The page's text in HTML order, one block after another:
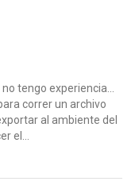
tengo experiencia...
correr un archivo
al ambiente del
el...